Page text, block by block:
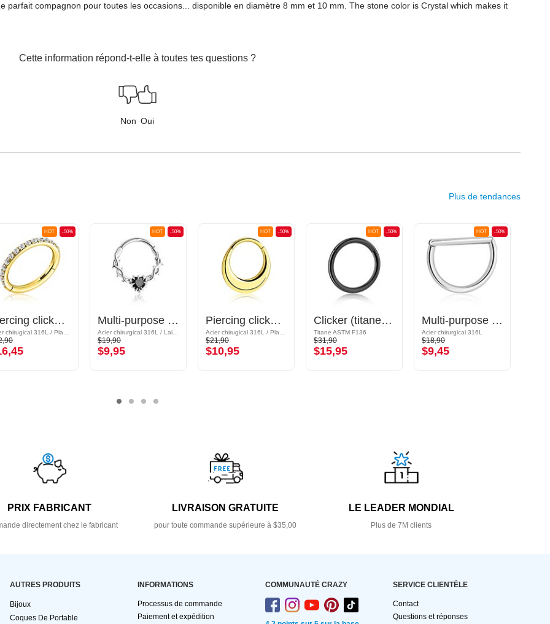
parfait compagnon pour toutes les occasions... disponible en diamètre 8 mm et 10 mm. The stone color is Crystal which makes it
Cette information répond-t-elle à toutes tes questions ?
Non Oui
Plus de tendances
-50%
HOT
Piercing clicker (acier chirurgical, or, finition brillante) avec pierres en cristal
-50%
HOT
Multi-purpose clicker (acier chirurgical, argent, finition brillante) avec coeur en cristal
$19,90
$9,95
-50%
HOT
Piercing clicker (acier chirurgical, or, finition brillante)
$21,90
$10,95
-50%
HOT
Clicker (titane, noir, finition brillante)
Titane ASTM F136
$31,90
$15,95
-50%
HOT
Multi-purpose clicker (acier chirurgical, argent, finition brillante)
Acier chirurgical 316L
$18,90
$9,45
PRIX FABRICANT
directement chez le fabricant
LIVRAISON GRATUITE
pour toute commande supérieure à $35,00
LE LEADER MONDIAL
Plus de 7M clients
AUTRES PRODUITS
Bijoux
Coques De Portable
INFORMATIONS
Processus de commande
Paiement et expédition
COMMUNAUTÉ CRAZY SERVICE CLIENTÈLE
Contact
Questions et réponses